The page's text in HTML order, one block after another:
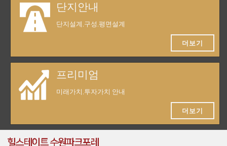
단지안내
단지설계,구성,평면설계
더보기
프리미엄
미래가치,투자가치 안내
더보기